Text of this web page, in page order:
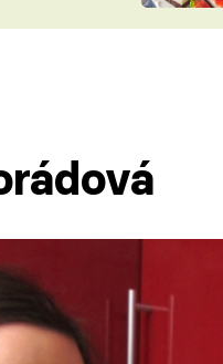
TALÍŘI